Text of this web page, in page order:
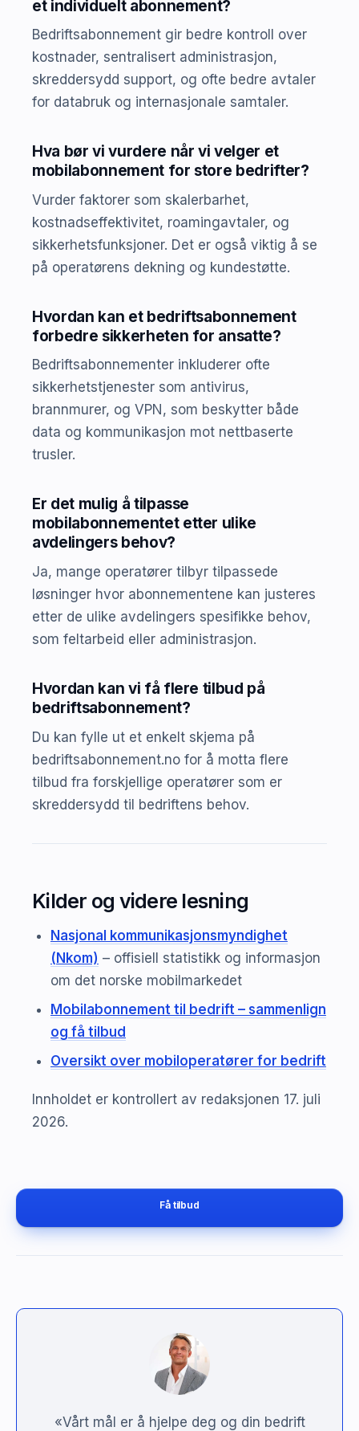
et individuelt abonnement?
Bedriftsabonnement gir bedre kontroll over
kostnader, sentralisert administrasjon,
skreddersydd support, og ofte bedre avtaler
for databruk og internasjonale samtaler.
Hva bør vi vurdere når vi velger et
mobilabonnement for store bedrifter?
Vurder faktorer som skalerbarhet,
kostnadseffektivitet, roamingavtaler, og
sikkerhetsfunksjoner. Det er også viktig å se
på operatørens dekning og kundestøtte.
Hvordan kan et bedriftsabonnement
forbedre sikkerheten for ansatte?
Bedriftsabonnementer inkluderer ofte
sikkerhetstjenester som antivirus,
brannmurer, og VPN, som beskytter både
data og kommunikasjon mot nettbaserte
trusler.
Er det mulig å tilpasse
mobilabonnementet etter ulike
avdelingers behov?
Ja, mange operatører tilbyr tilpassede
løsninger hvor abonnementene kan justeres
etter de ulike avdelingers spesifikke behov,
som feltarbeid eller administrasjon.
Hvordan kan vi få flere tilbud på
bedriftsabonnement?
Du kan fylle ut et enkelt skjema på
bedriftsabonnement.no for å motta flere
tilbud fra forskjellige operatører som er
skreddersydd til bedriftens behov.
Kilder og videre lesning
Nasjonal kommunikasjonsmyndighet
(Nkom) – offisiell statistikk og informasjon
om det norske mobilmarkedet
Mobilabonnement til bedrift – sammenlign
og få tilbud
Oversikt over mobiloperatører for bedrift
Innholdet er kontrollert av redaksjonen 17. juli
2026.
Få tilbud
«Vårt mål er å hjelpe deg og din bedrift